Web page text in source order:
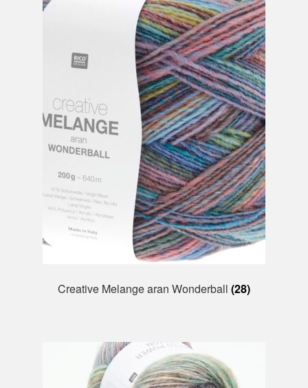
Creative Melange aran Wonderball (28)